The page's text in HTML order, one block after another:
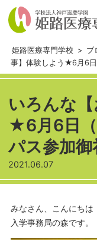
姫路医療専門学校 > ブ
事】体験しよう★6月6日
いろんな
★6月6日
パス参加御
2021.06.07
みなさん、こんにちは
入学事務局の森です。